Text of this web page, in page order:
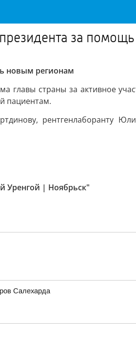
за
новым регионам
главы страны за активное
пациентам.
рентгенлаборанту
Уренгой | Ноябрьск"
Салехарда